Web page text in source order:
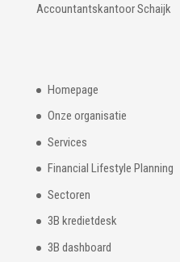
Accountantskantoor Schaijk
Homepage
Onze organisatie
Services
Financial Lifestyle Planning
Sectoren
3B kredietdesk
3B dashboard